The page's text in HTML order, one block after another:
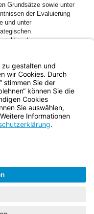
Grundsätze sowie unter
der Evaluierung
und unter
der
des Haushalts,
Gliederung der